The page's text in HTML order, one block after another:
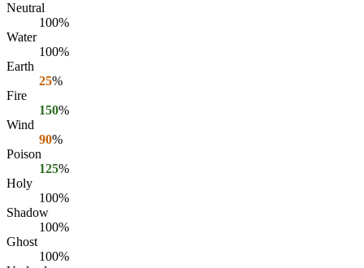
Neutral
100%
Water
100%
Earth
25%
Fire
150%
Wind
90%
Poison
125%
Holy
100%
Shadow
100%
Ghost
100%